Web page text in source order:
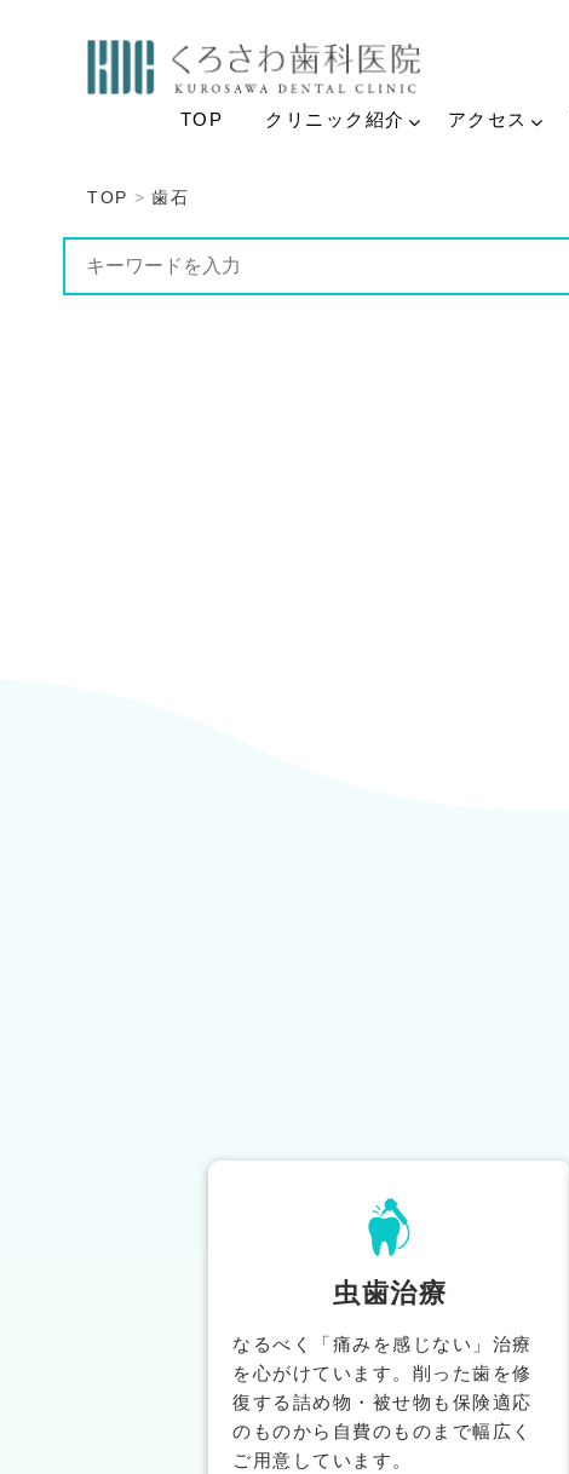
TOP クリニック紹介 アクセス
TOP 歯石
虫歯治療
なるべく「痛みを感じない」治療
を心がけています。削った歯を修
復する詰め物・被せ物も保険適応
のものから自費のものまで幅広く
ご用意しています。